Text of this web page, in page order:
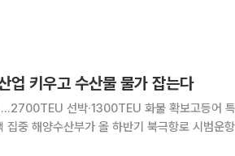
상ODA 중심 K-AI 패
키우고 수산물 물가 잡는다
선박·1300TEU 화물 확보고등어
항을 추진하